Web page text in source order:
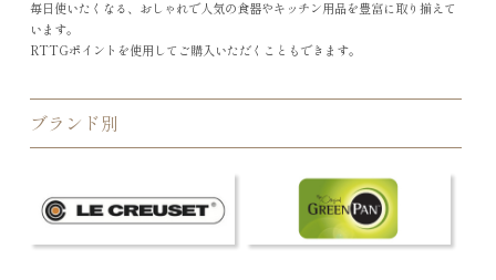
毎日使いたくなる、おしゃれで人気の食器やキッチン用品を豊富に取り揃えて
います。
RTTGポイントを使用してご購入いただくこともできます。
ブランド別